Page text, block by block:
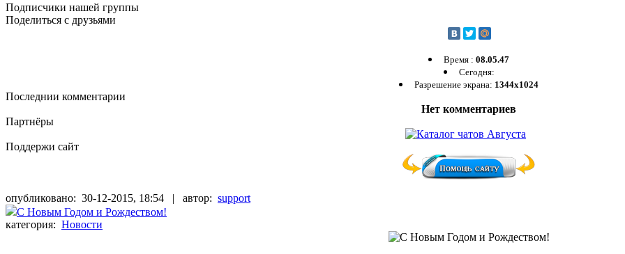
Подписчики нашей группы
Поделиться с друзьями
Время : 08.05.47
Сегодня:
Разрешение экрана: 1344x1024
Последнии комментарии
Нет комментариев
Партнёры
Поддержи сайт
опубликовано: 30-12-2015, 18:54 | автор: support
С Новым Годом и Рождеством!
категория: Новости